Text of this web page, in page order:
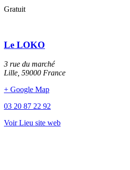
Gratuit
Le LOKO
3 rue du marché
Lille 59000 France
+ Google Map
03 20 87 22 92
Voir Lieu site web